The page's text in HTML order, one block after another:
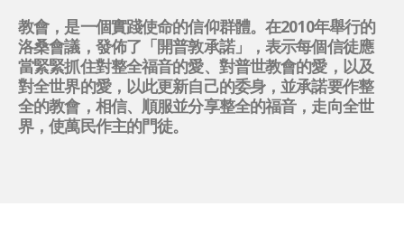
教會，是一個實踐使命的信仰群體。在2010年舉行的
洛桑會議，發佈了「開普敦承諾」，表示每個信徒應
當緊緊抓住對整全福音的愛、對普世教會的愛，以及
對全世界的愛，以此更新自己的委身，並承諾要作整
全的教會，相信、順服並分享整全的福音，走向全世
界，使萬民作主的門徒。